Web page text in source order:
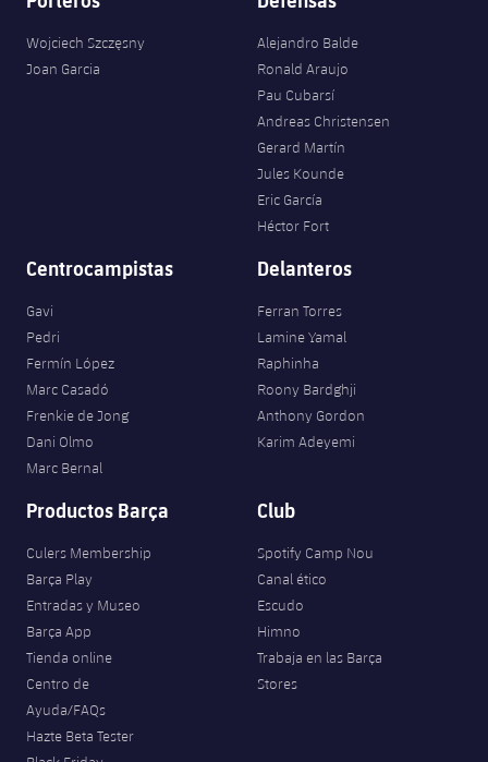
Servicios Médicos
Accesibilidad
Instalaciones
SUB8 B
Historia
Infantil A
Entradas
Fotos
Historia
Calendario
plusicon
más
Actualidad
Alevín
Campus Verano
Calendario
Resultados
Clasificaciones
Jugadores
Fotos
Historia
Palmarés
Resultados
Jugadores
Clasificaciones
Junior
Juvenil
PLUSICON
MÁS
Información general
plusicon
más
Noticias
Atletismo
Actualidad
Masculino
Femenino
Agenda
Baloncesto en silla de ruedas
Actualidad
Calendario
Hockey sobre hielo
plusicon
más
Actualidad
Hockey hierba
plusicon
más
Wojciech Szczęsny
Joan Garcia
Alejandro Balde
Ronald Araujo
Pau Cubarsí
Andreas Christensen
Gerard Martín
Jules Kounde
Eric García
Héctor Fort
Centrocampistas
Gavi
Pedri
Fermín López
Marc Casadó
Frenkie de Jong
Dani Olmo
Marc Bernal
Delanteros
Ferran Torres
Lamine Yamal
Raphinha
Roony Bardghji
Anthony Gordon
Karim Adeyemi
Productos Barça
Culers Membership
Barça Play
Entradas y Museo
Barça App
Tienda online
Centro de
Ayuda/FAQs
Hazte Beta Tester
Club
Spotify Camp Nou
Canal ético
Escudo
Himno
Trabaja en las Barça
Stores